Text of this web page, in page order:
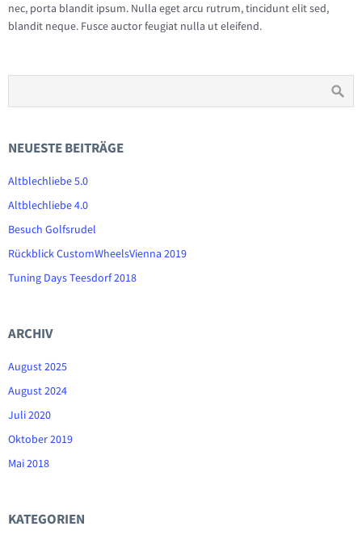
nec, porta blandit ipsum. Nulla eget arcu rutrum, tincidunt elit sed,
blandit neque. Fusce auctor feugiat nulla ut eleifend.
NEUESTE BEITRÄGE
Altblechliebe 5.0
Altblechliebe 4.0
Besuch Golfsrudel
Rückblick CustomWheelsVienna 2019
Tuning Days Teesdorf 2018
ARCHIV
August 2025
August 2024
Juli 2020
Oktober 2019
Mai 2018
KATEGORIEN